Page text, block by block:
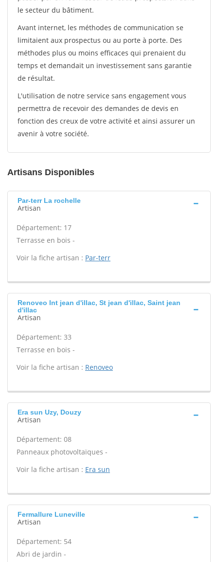
le secteur du bâtiment.
Avant internet, les méthodes de communication se
limitaient aux prospectus ou au porte à porte. Des
méthodes plus ou moins efficaces qui prenaient du
temps et demandait un investissement sans garantie
de résultat.
L'utilisation de notre service sans engagement vous
permettra de recevoir des demandes de devis en
fonction des creux de votre activité et ainsi assurer un
avenir à votre société.
Artisans Disponibles
Par-terr La rochelle
Artisan
Département: 17
Terrasse en bois -
Voir la fiche artisan : Par-terr
Renoveo Int jean d'illac, St jean d'illac, Saint jean
d'illac
Artisan
Département: 33
Terrasse en bois -
Voir la fiche artisan : Renoveo
Era sun Uzy, Douzy
Artisan
Département: 08
Panneaux photovoltaïques -
Voir la fiche artisan : Era sun
Fermallure Luneville
Artisan
Département: 54
Abri de jardin -